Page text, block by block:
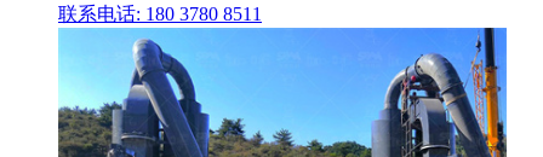
联系电话: 180 3780 8511